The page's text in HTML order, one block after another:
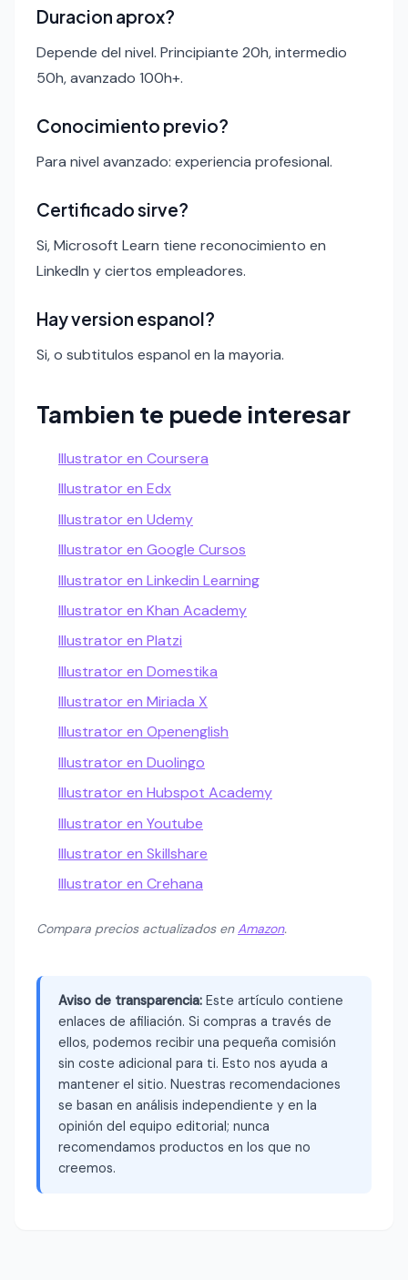
Duracion aprox?
Depende del nivel. Principiante 20h, intermedio
50h, avanzado 100h+.
Conocimiento previo?
Para nivel avanzado: experiencia profesional.
Certificado sirve?
Si, Microsoft Learn tiene reconocimiento en
LinkedIn y ciertos empleadores.
Hay version espanol?
Si, o subtitulos espanol en la mayoria.
Tambien te puede interesar
Illustrator en Coursera
Illustrator en Edx
Illustrator en Udemy
Illustrator en Google Cursos
Illustrator en Linkedin Learning
Illustrator en Khan Academy
Illustrator en Platzi
Illustrator en Domestika
Illustrator en Miriada X
Illustrator en Openenglish
Illustrator en Duolingo
Illustrator en Hubspot Academy
Illustrator en Youtube
Illustrator en Skillshare
Illustrator en Crehana
Compara precios actualizados enAmazon.
Aviso de transparencia: Este artículo contiene
enlaces de afiliación. Si compras a través de
ellos, podemos recibir una pequeña comisión
sin coste adicional para ti. Esto nos ayuda a
mantener el sitio. Nuestras recomendaciones
se basan en análisis independiente y en la
opinión del equipo editorial; nunca
recomendamos productos en los que no
creemos.